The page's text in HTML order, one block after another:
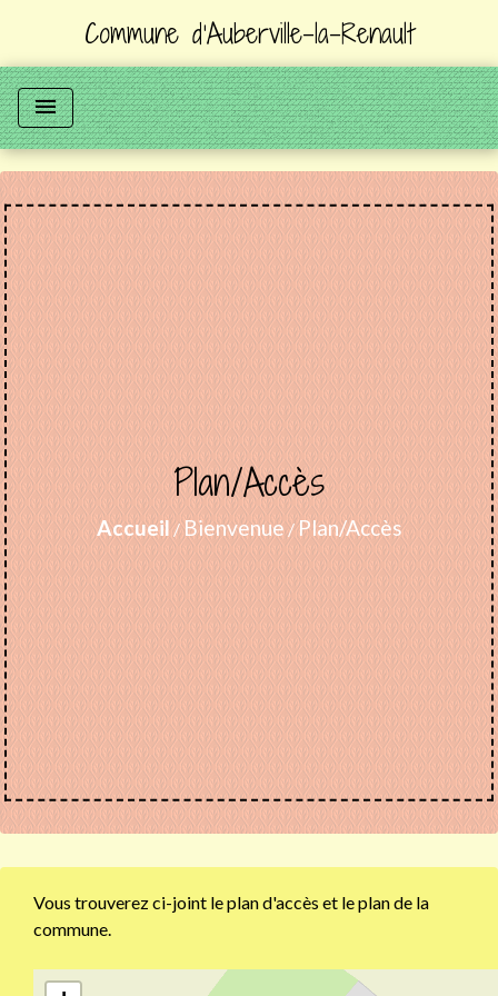
Commune d'Auberville-la-Renault
menu
Plan/Accès
Accueil/Bienvenue/Plan/Accès
Vous trouverez ci-joint le plan d'accès et le plan de la
commune.